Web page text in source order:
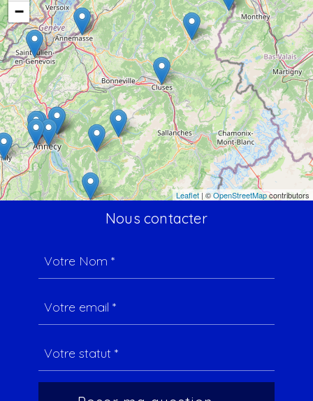
−
Leaflet | ©OpenStreetMapcontributors
Nous contacter